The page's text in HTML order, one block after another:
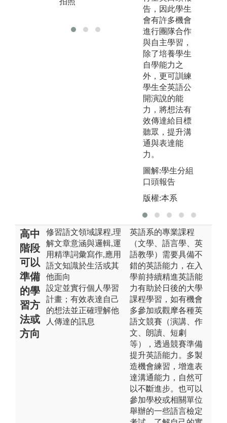
告，因此學生
會有許多機會
進行團隊合作
與自主學習，
除了培養學生
自學能力之
外，更可訓練
學生全英語公
開演說的能
力，將想法有
效傳達給目標
聽眾，提升溝
通與表達能
力。
圖解:學生分組
口頭報告
版權:本系
高中
階段
可以
準備
的學
習方
法或
方向
修習語文領域課程,理
解文章意涵與邏輯,運
用精準詞彙寫作,應用
語文知識於生活或其
他面向
設定並實行個人學習
計畫；有效表達自己
的想法並正確理解他
人傳達的訊息
英語系的專業課程
（文學、語言學、英
語教學）需要具備不
錯的英語能力，在入
學前持續精進英語能
力有助於日後的大學
課程學習，如有機會
多參加或觀摩各種英
語文競賽（演講、作
文、朗讀、短劇
等），透過競賽準備
提升英語能力。多製
造機會練習，增進表
達溝通能力，自然可
以不斷進步。也可以
參加學校或相關單位
舉辦的一些語言檢定